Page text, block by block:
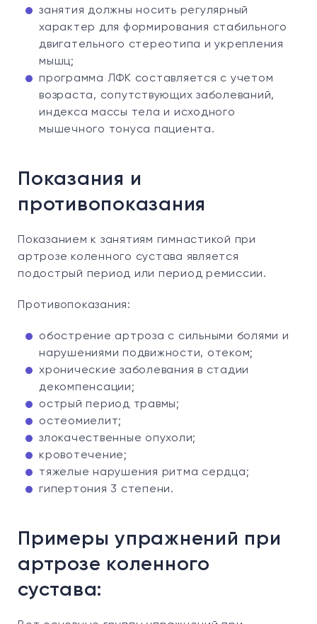
занятия должны носить регулярный
характер для формирования стабильного
двигательного стереотипа и укрепления
мышц;
программа ЛФК составляется с учетом
возраста, сопутствующих заболеваний,
индекса массы тела и исходного
мышечного тонуса пациента.
Показания и
противопоказания
Показанием к занятиям гимнастикой при
артрозе коленного сустава является
подострый период или период ремиссии.
Противопоказания:
обострение артроза с сильными болями и
нарушениями подвижности, отеком;
хронические заболевания в стадии
декомпенсации;
острый период травмы;
остеомиелит;
злокачественные опухоли;
кровотечение;
тяжелые нарушения ритма сердца;
гипертония 3 степени.
Примеры упражнений при
артрозе коленного
сустава: